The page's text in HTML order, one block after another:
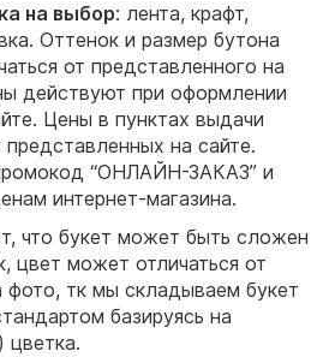
на выбор: лента, крафт,
Оттенок и размер бутона
от представленного на
действуют при оформлении
Цены в пунктах выдачи
представленных на сайте.
“ОНЛАЙН-ЗАКАЗ” и
интернет-магазина.
что букет может быть сложен
цвет может отличаться от
фото, тк мы складываем букет
базируясь на
цветка.